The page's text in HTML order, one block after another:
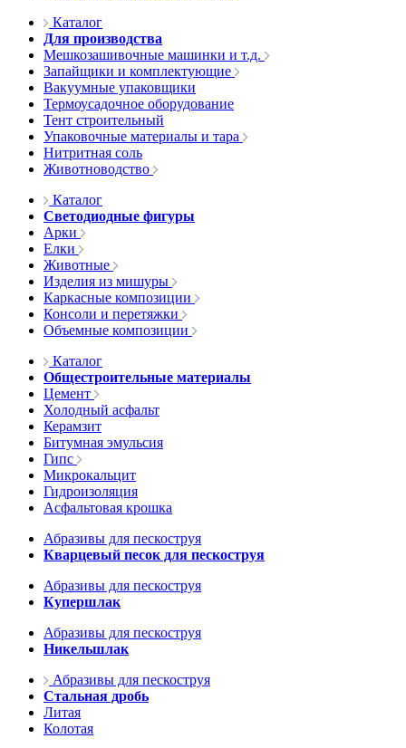
Каталог
Для производства
Мешкозашивочные машинки и т.д.
Запайщики и комплектующие
Вакуумные упаковщики
Термоусадочное оборудование
Тент строительный
Упаковочные материалы и тара
Нитритная соль
Животноводство
Каталог
Светодиодные фигуры
Арки
Елки
Животные
Изделия из мишуры
Каркасные композиции
Консоли и перетяжки
Объемные композиции
Каталог
Общестроительные материалы
Цемент
Холодный асфальт
Керамзит
Битумная эмульсия
Гипс
Микрокальцит
Гидроизоляция
Асфальтовая крошка
Абразивы для пескоструя
Кварцевый песок для пескоструя
Абразивы для пескоструя
Купершлак
Абразивы для пескоструя
Никельшлак
Абразивы для пескоструя
Стальная дробь
Литая
Колотая